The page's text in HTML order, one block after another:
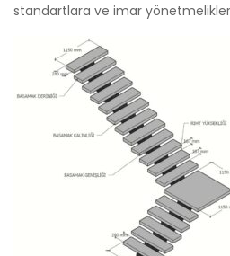
standartlara ve imar